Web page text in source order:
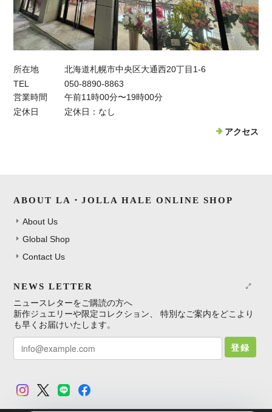
所在地
北海道札幌市中央区大通西20丁目1-6
TEL
050-8890-8863
営業時間
午前11時00分〜19時00分
定休日
定休日：なし
アクセス
ABOUT LA・JOLLA HALE ONLINE SHOP
About Us
Global Shop
Contact Us
NEWS LETTER
ニュースレターをご購読の方へ
新作ジュエリーや限定コレクション、 特別なご案内をどこより
も早くお届けいたします。
登録